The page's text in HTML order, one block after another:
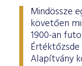
Mindössze
követően
1900-an
Értéktőzsde
Alapítvány